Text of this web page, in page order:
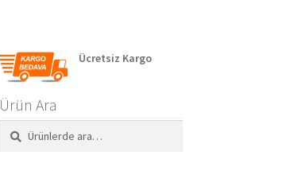
Ücretsiz Kargo
Ürün Ara
Ara:
Ara